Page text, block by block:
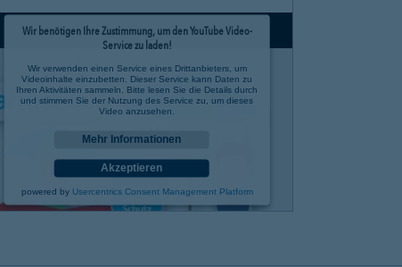
Wir benötigen Ihre Zustimmung, um den YouTube Video-
Service zu laden!
Wir verwenden einen Service eines Drittanbieters, um
Videoinhalte einzubetten. Dieser Service kann Daten zu
Ihren Aktivitäten sammeln. Bitte lesen Sie die Details durch
und stimmen Sie der Nutzung des Service zu, um dieses
Video anzusehen.
Mehr Informationen
Akzeptieren
powered by Usercentrics Consent Management Platform